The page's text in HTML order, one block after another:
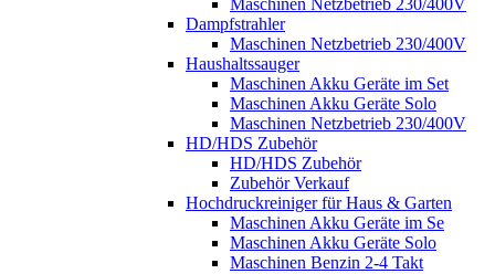
Maschinen Netzbetrieb 230/400V
Dampfstrahler
Maschinen Netzbetrieb 230/400V
Haushaltssauger
Maschinen Akku Geräte im Set
Maschinen Akku Geräte Solo
Maschinen Netzbetrieb 230/400V
HD/HDS Zubehör
HD/HDS Zubehör
Zubehör Verkauf
Hochdruckreiniger für Haus & Garten
Maschinen Akku Geräte im Se
Maschinen Akku Geräte Solo
Maschinen Benzin 2-4 Takt